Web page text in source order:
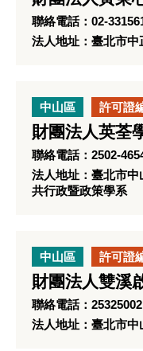
聯絡電話：02-
法人地址：臺北市中
中山區 許可證
財團法人英荃
聯絡電話：2502-
法人地址：臺北市
共行政暨政策學系
中山區 許可證
財團法人雙溪
聯絡電話：25325002
法人地址：臺北市中